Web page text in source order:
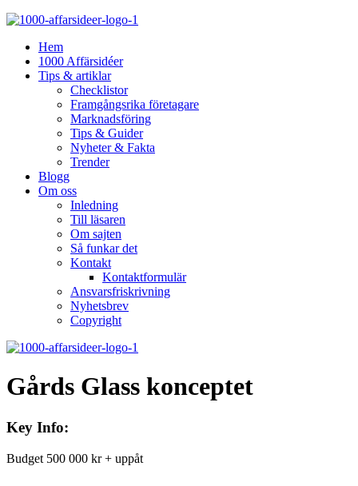
Hem
1000 Affärsidéer
Tips & artiklar
Checklistor
Framgångsrika företagare
Marknadsföring
Tips & Guider
Nyheter & Fakta
Trender
Blogg
Om oss
Inledning
Till läsaren
Om sajten
Så funkar det
Kontakt
Kontaktformulär
Ansvarsfriskrivning
Nyhetsbrev
Copyright
Gårds Glass konceptet
Key Info:
Budget 500 000 kr + uppåt